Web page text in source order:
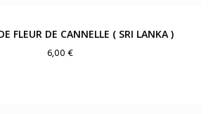
FLEUR DE CANNELLE ( SRI LANKA )
6,00€